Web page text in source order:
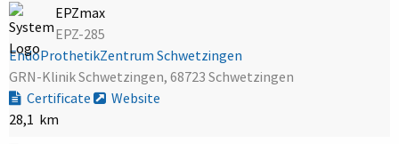
EPZmax
EPZ-285
EndoProthetikZentrum Schwetzingen
GRN-Klinik Schwetzingen, 68723 Schwetzingen
Certificate
Website
28,1 km